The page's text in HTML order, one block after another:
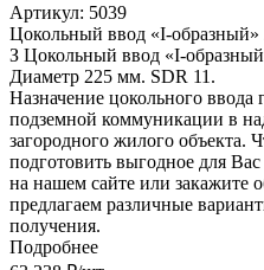
Артикул: 5039
Цокольный ввод «I-
З Цокольный ввод «I-
Диаметр 225 мм. SDR 11.
Назначение цокольного ввода
подземной коммуникации в
загородного жилого объекта.
подготовить выгодное для
на нашем сайте или закажите
предлагаем различные
получения.
Подробнее